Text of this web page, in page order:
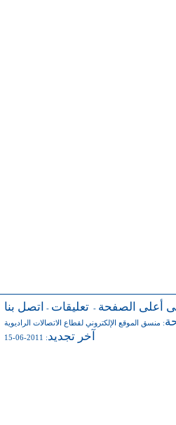
أعلى الصفحة - تعليقات - اتصل بنا
: منسق الموقع الإلكتروني لقطاع الاتصالات الراديوية
آخر تجديد: 2011-06-15